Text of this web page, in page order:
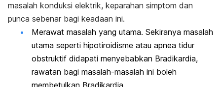
masalah konduksi elektrik, keparahan simptom dan
punca sebenar bagi keadaan ini.
Merawat masalah yang utama. Sekiranya masalah
utama seperti hipotiroidisme atau apnea tidur
obstruktif didapati menyebabkan Bradikardia,
rawatan bagi masalah-masalah ini boleh